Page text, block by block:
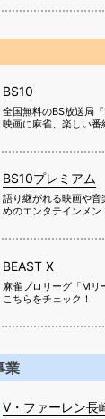
BS10
全国無料のBS放送局
映画に麻雀、楽しい番
BS10プレミアム
語り継がれる映画や
めのエンタテインメン
BEAST X
麻雀プロリーグ「Mリ
こちらをチェック！
業
V・ファーレン長